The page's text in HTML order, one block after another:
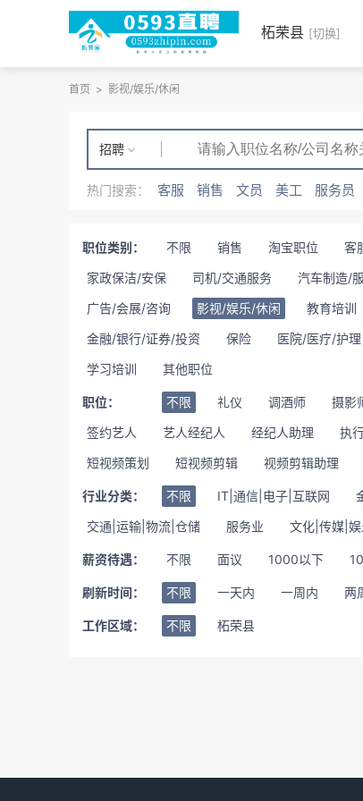
柘荣县 [切换]
首页 > 影视/娱乐/休闲
招聘
热门搜索： 客服 销售 文员 美工 服务员
职位类别： 不限 销售 淘宝职位 客
家政保洁/安保
司机/交通服务 汽车制造/
广告/会展/咨询
影视/娱乐/休闲 教育培训
金融/银行/证券/投资
保险 医院/医疗/护理
学习培训
其他职位
职位： 不限 礼仪 调酒师 摄影
签约艺人
艺人经纪人 经纪人助理 执
短视频策划
短视频剪辑 视频剪辑助理
行业分类： 不限 IT|通信|电子|互联网
交通|运输|物流|仓储
服务业 文化|传媒|
薪资待遇： 不限 面议 1000以下
刷新时间： 不限 一天内 一周内 两
工作区域： 不限 柘荣县